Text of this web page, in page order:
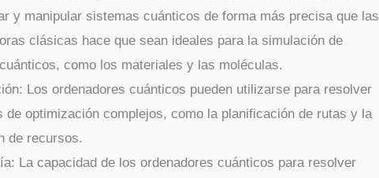
y manipular sistemas cuánticos de forma más precisa que las
clásicas hace que sean ideales para la simulación de
como los materiales y las moléculas.
Los ordenadores cuánticos pueden utilizarse para resolver
de optimización complejos, como la planificación de rutas y la
de recursos.
La capacidad de los ordenadores cuánticos para resolver